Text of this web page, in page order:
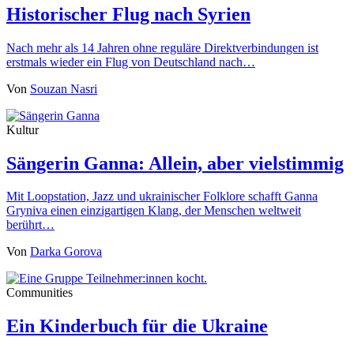
Historischer Flug nach Syrien
Nach mehr als 14 Jahren ohne reguläre Direktverbindungen ist
erstmals wieder ein Flug von Deutschland nach…
Von Souzan Nasri
Kultur
Sängerin Ganna: Allein, aber vielstimmig
Mit Loopstation, Jazz und ukrainischer Folklore schafft Ganna
Gryniva einen einzigartigen Klang, der Menschen weltweit
berührt…
Von Darka Gorova
Communities
Ein Kinderbuch für die Ukraine